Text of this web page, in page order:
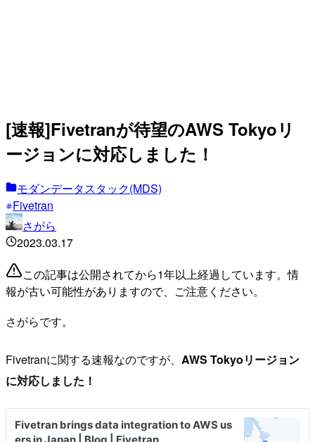
[速報]Fivetranが待望のAWS Tokyoリ
ージョンに対応しました！
モダンデータスタック(MDS)
Fivetran
さがら
2023.03.17
この記事は公開されてから1年以上経過しています。情
報が古い可能性がありますので、ご注意ください。
さがらです。
Fivetranに関する速報なのですが、 AWS Tokyoリージョン
に対応しました！